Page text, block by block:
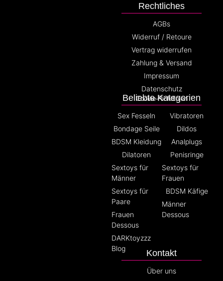
Beliebte Kategorien
Sex Fesseln
Bondage Seile
BDSM Kleidung
Dilatoren
Sextoys für
Männer
Sextoys für
Paare
Frauen
Dessous
DARKtoyzzz
Blog
Vibratoren
Dildos
Analplugs
Penisringe
Sextoys für
Frauen
BDSM Käfige
Männer
Dessous
Rechtliches
AGBs
Widerruf / Retoure
Vertrag widerrufen
Zahlung & Versand
Impressum
Datenschutz
Cookie-Richtlinien
Kontakt
Über uns